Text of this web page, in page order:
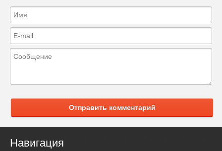
Отправить комментарий
Навигация